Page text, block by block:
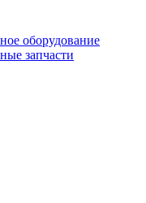
оборудование
запчасти